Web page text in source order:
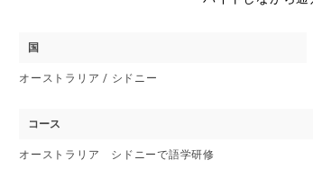
国
オーストラリア / シドニー
コース
オーストラリア シドニーで語学研修